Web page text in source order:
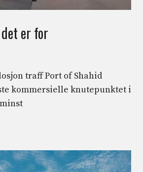
er for
traff Port of Shahid
kommersielle knutepunktet i